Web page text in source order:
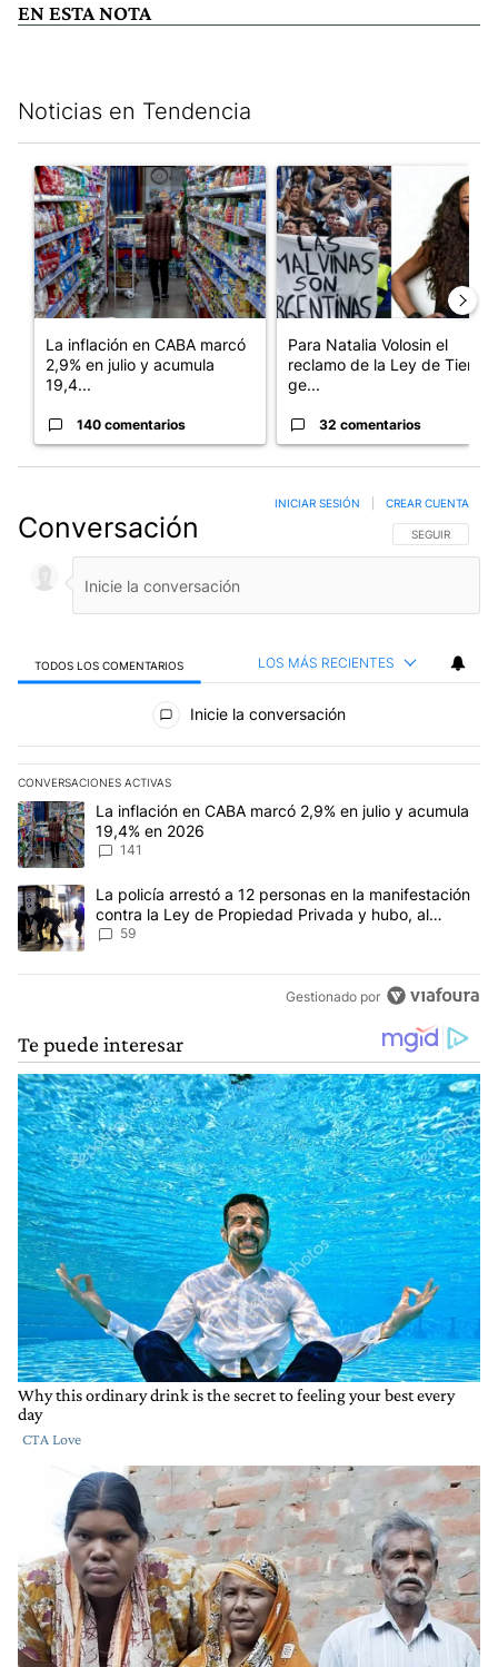
EN ESTA NOTA
Noticias en Tendencia
Un artículo de tendencia con el título "La inflación en CABA
La inflación en CABA marcó
2,9% en julio y acumula
19,4...
140 comentarios
Un artículo de tendencia con
Para Natalia Volosin el
reclamo de la Ley de Tierras
ge...
32 comentarios
Conversación SIGA ESTA
SEGUIR
INICIAR SESIÓN CREAR CUENTA
TODOS LOS COMENTARIOS LOS MÁS RECIENTES
Todos los comentarios
Inicie la conversación
CONVERSACIONES ACTIVAS
Este listado muestra los artículos con más comentarios en los
Un artículo de tendencia con el título "La inflación en CABA
La inflación en CABA marcó 2,9% en julio y acumula
19,4% en 2026
141
Un artículo de tendencia con el título "La policía arrestó a 12
La policía arrestó a 12 personas en la manifestación
contra la Ley de Propiedad Privada y hubo, al
menos, 3 agentes heridos
59
Gestionado por